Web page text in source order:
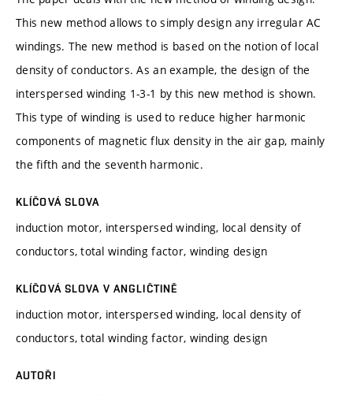
This new method allows to simply design any irregular AC
windings. The new method is based on the notion of local
density of conductors. As an example, the design of the
interspersed winding 1-3-1 by this new method is shown.
This type of winding is used to reduce higher harmonic
components of magnetic flux density in the air gap, mainly
the fifth and the seventh harmonic.
KLÍČOVÁ SLOVA
induction motor, interspersed winding, local density of
conductors, total winding factor, winding design
KLÍČOVÁ SLOVA V ANGLIČTINĚ
induction motor, interspersed winding, local density of
conductors, total winding factor, winding design
AUTOŘI